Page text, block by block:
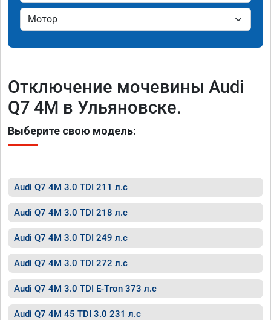
Отключение мочевины Audi
Q7 4M в Ульяновске.
Выберите свою модель:
Audi Q7 4M 3.0 TDI 211 л.с
Audi Q7 4M 3.0 TDI 218 л.с
Audi Q7 4M 3.0 TDI 249 л.с
Audi Q7 4M 3.0 TDI 272 л.с
Audi Q7 4M 3.0 TDI E-Tron 373 л.с
Audi Q7 4M 45 TDI 3.0 231 л.с